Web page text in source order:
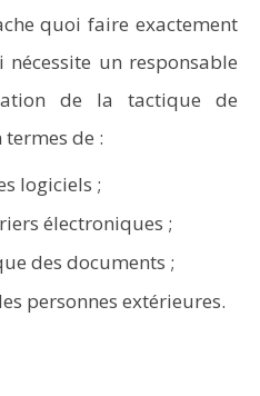
quoi faire exactement
nécessite un responsable
de la tactique de
de :
logiciels ;
électroniques ;
des documents ;
personnes extérieures.